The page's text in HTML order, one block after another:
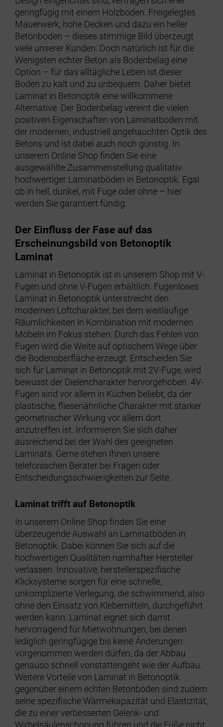
geringfügig mit einem Holzboden. Freigelegtes
Mauerwerk, hohe Decken und dazu ein heller
Betonboden – dieses stimmige Bild überzeugt
viele unserer Kunden. Doch natürlich ist für die
Wenigsten echter Beton als Bodenbelag eine
Option – für das alltägliche Leben ist dieser
Boden zu kalt und zu unbequem. Daher bietet
Laminat in Betonoptik eine willkommene
Alternative. Der Bodenbelag vereint die vielen
positiven Eigenschaften von Laminatboden mit
der modernen, industriell angehauchten Optik des
Betons und ist dabei auch noch günstig. In
unserem Online Shop finden Sie eine
ausgewählte Zusammenstellung qualitativ
hochwertiger Laminatböden in Betonoptik. Egal
ob in hell, dunkel, mit Fuge oder ohne – hier
werden Sie garantiert fündig.
Der Einfluss der Fase auf das
Erscheinungsbild von Betonoptik
Laminat
Laminat in Betonoptik ist in unserem Shop mit V-
Fugen und ohne V-Fugen erhältlich. Fugenloses
Laminat in Betonoptik unterstreicht den
modernen Loftcharakter, bei dem weitläufige
Räumlichkeiten in Kombination mit modernen
Möbeln im Fokus stehen. Durch das Fehlen von
Fugen wird die Weite auf optischem Wege über
die Bodenoberfläche erzeugt. Entscheiden Sie
sich für Laminat in Betonoptik mit 2V-Fuge, wird
bewusst der Dielencharakter hervorgehoben. 4V-
Fugen sind vor allem in Küchen beliebt, da der
plastische, fliesenähnliche Charakter mit starker
geometrischer Wirkung vor allem dort
anzutreffen ist. Informieren Sie sich daher
ausreichend bei der Wahl des geeigneten
Laminats. Gerne stehen Ihnen unsere
telefonischen Berater bei Fragen oder
Entscheidungsschwierigkeiten zur Seite.
Laminat trifft auf Betonoptik
In unserem Online Shop finden Sie eine
überzeugende Auswahl an Laminatböden in
Betonoptik. Dabei können Sie sich auf die
hochwertigen Qualitäten namhafter Hersteller
verlassen. Innovative, herstellerspezifische
Klicksysteme sorgen für eine schnelle,
unkomplizierte Verlegung, die schwimmend, also
ohne den Einsatz von Klebemitteln, durchgeführt
werden kann. Laminat eignet sich damit
hervorragend für Mietwohnungen, bei denen
lediglich geringfügige bis keine Änderungen
vorgenommen werden dürfen, da der Abbau
genauso schnell vonstattengeht wie der Aufbau.
Weitere Vorteile von Laminat in Betonoptik
gegenüber einem echten Betonboden sind zudem
seine spezifische Wärmekapazität und Elastizität,
die zu einer verbesserten Gelenk- und
Wirbelsäulenschonung führen und die Füße nicht